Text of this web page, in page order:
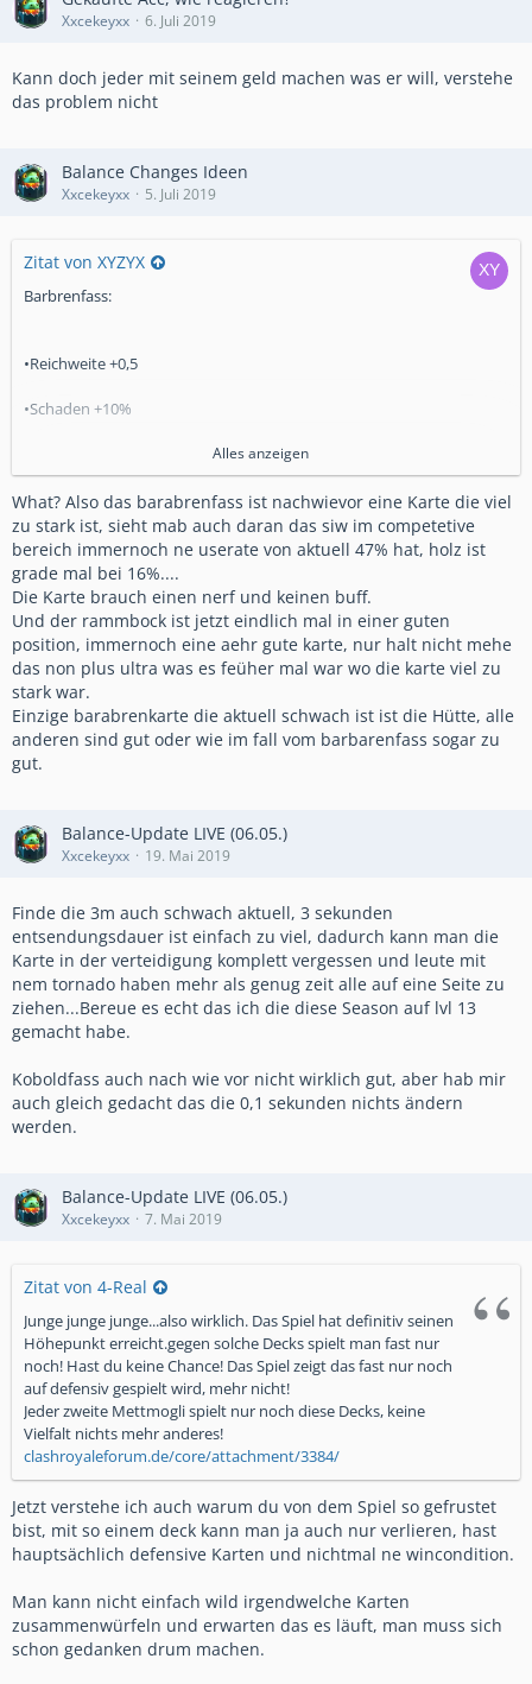
Xxcekeyxx 6. Juli 2019
Kann doch jeder mit seinem geld machen was er will, verstehe
das problem nicht
Balance Changes Ideen
Xxcekeyxx 5. Juli 2019
Zitat von XYZYX
Barbrenfass:
•Reichweite +0,5
•Schaden +10%
Barbaren waren früher viel stärker, dich durch die
Bearbeitung der Trefferpunkte wurden automatisch alle
Karten, die etwas mit dem Barbar zu tun hatte, schlecht. Mit
der Änderung wird das Barabarenfass wieder attraktiv und
ein Konkurrenz für das Kampfholz.
Alles anzeigen
What? Also das barabrenfass ist nachwievor eine Karte die viel
zu stark ist, sieht mab auch daran das siw im competetive
bereich immernoch ne userate von aktuell 47% hat, holz ist
grade mal bei 16%....
Die Karte brauch einen nerf und keinen buff.
Und der rammbock ist jetzt eindlich mal in einer guten
position, immernoch eine aehr gute karte, nur halt nicht mehe
das non plus ultra was es feüher mal war wo die karte viel zu
stark war.
Einzige barabrenkarte die aktuell schwach ist ist die Hütte, alle
anderen sind gut oder wie im fall vom barbarenfass sogar zu
gut.
Balance-Update LIVE (06.05.)
Xxcekeyxx 19. Mai 2019
Finde die 3m auch schwach aktuell, 3 sekunden
entsendungsdauer ist einfach zu viel, dadurch kann man die
Karte in der verteidigung komplett vergessen und leute mit
nem tornado haben mehr als genug zeit alle auf eine Seite zu
ziehen...Bereue es echt das ich die diese Season auf lvl 13
gemacht habe.
Koboldfass auch nach wie vor nicht wirklich gut, aber hab mir
auch gleich gedacht das die 0,1 sekunden nichts ändern
werden.
Balance-Update LIVE (06.05.)
Xxcekeyxx 7. Mai 2019
Zitat von 4-Real
Junge junge junge...also wirklich. Das Spiel hat definitiv seinen
Höhepunkt erreicht.gegen solche Decks spielt man fast nur
noch! Hast du keine Chance! Das Spiel zeigt das fast nur noch
auf defensiv gespielt wird, mehr nicht!
Jeder zweite Mettmogli spielt nur noch diese Decks, keine
Vielfalt nichts mehr anderes!
clashroyaleforum.de/core/attachment/3384/
Jetzt verstehe ich auch warum du von dem Spiel so gefrustet
bist, mit so einem deck kann man ja auch nur verlieren, hast
hauptsächlich defensive Karten und nichtmal ne wincondition.
Man kann nicht einfach wild irgendwelche Karten
zusammenwürfeln und erwarten das es läuft, man muss sich
schon gedanken drum machen.